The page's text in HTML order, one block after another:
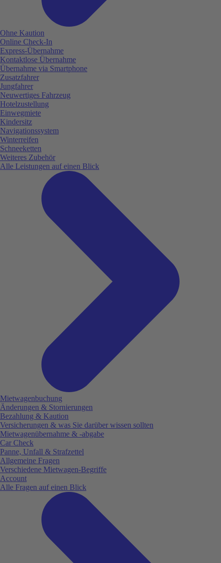
Ohne Kaution
Online Check-In
Express-Übernahme
Kontaktlose Übernahme
Übernahme via Smartphone
Zusatzfahrer
Jungfahrer
Neuwertiges Fahrzeug
Hotelzustellung
Einwegmiete
Kindersitz
Navigationssystem
Winterreifen
Schneeketten
Weiteres Zubehör
Alle Leistungen auf einen Blick
Mietwagenbuchung
Änderungen & Stornierungen
Bezahlung & Kaution
Versicherungen & was Sie darüber wissen sollten
Mietwagenübernahme & -abgabe
Car Check
Panne, Unfall & Strafzettel
Allgemeine Fragen
Verschiedene Mietwagen-Begriffe
Account
Alle Fragen auf einen Blick